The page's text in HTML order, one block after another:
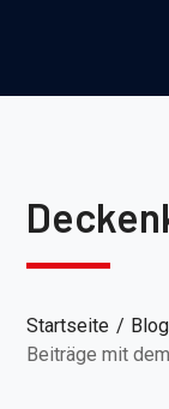
Startseite
Blog
Beiträge mit